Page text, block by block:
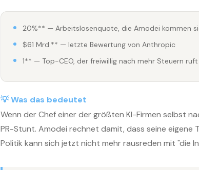
20%** — Arbeitslosenquote, die Amodei kommen
$61 Mrd.** — letzte Bewertung von Anthropic
1** — Top-CEO, der freiwillig nach mehr Steuern ruft
💡 Was das bedeutet
Wenn der Chef einer der größten KI-Firmen selbst
PR-Stunt. Amodei rechnet damit, dass seine eigene
Politik kann sich jetzt nicht mehr rausreden mit "die